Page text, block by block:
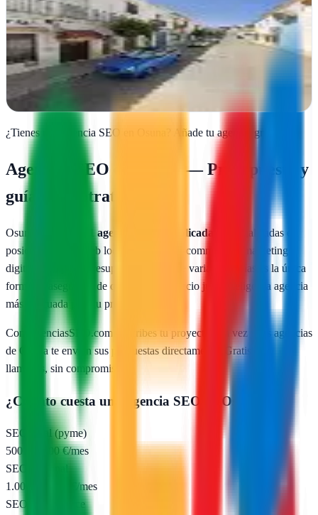
Osuna, Sevilla
IND transforma negocios en Osuna con diseño gráfico, web y
estrategias publicitarias que generan impacto real en tu audiencia
Ver ficha
¿Tienes una agencia SEO en Añade tu agencia gratis
Agencias SEO en
— Presupuesto y
guía de contratación
Osuna agencias SEO publicadas
especializadas en
posicionamiento web local, SEO para e-commerce y marketing
digital. Comparar presupuestos reales de varias agencias es la única
forma de asegurarte de que pagas un precio justo y eliges la agencia
más adecuada para tu proyecto.
Con AgenciasSEO.com describes tu proyecto una vez y las agencias
de Osunate envían sus propuestas directamente. Gratis, sin
llamadas, sin compromiso.
¿Cuánto cuesta una agencia SEO en Osuna
SEO local (pyme)
500 – 1.000 €/mes
SEO nacional
1.000 – 2.500 €/mes
SEO e-commerce